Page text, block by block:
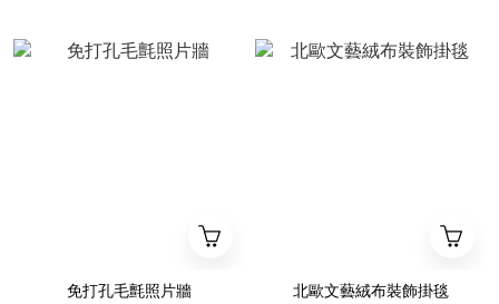
免打孔毛氈照片牆
北歐文藝絨布裝飾掛毯